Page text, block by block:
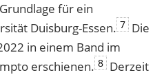
für ein
Duisburg-Essen. 7 Die
in einem Band im
erschienen. 8 Derzeit